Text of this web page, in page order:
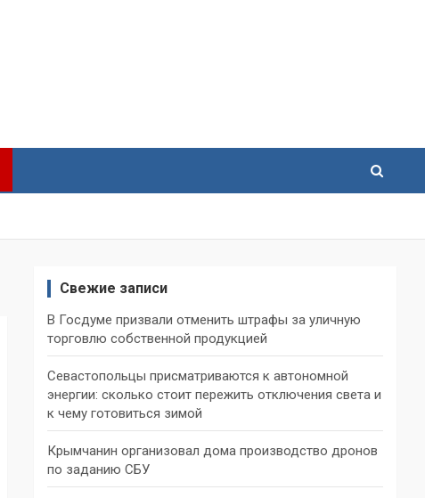
Свежие записи
В Госдуме призвали отменить штрафы за уличную
торговлю собственной продукцией
Севастопольцы присматриваются к автономной
энергии: сколько стоит пережить отключения света и
к чему готовиться зимой
Крымчанин организовал дома производство дронов
по заданию СБУ